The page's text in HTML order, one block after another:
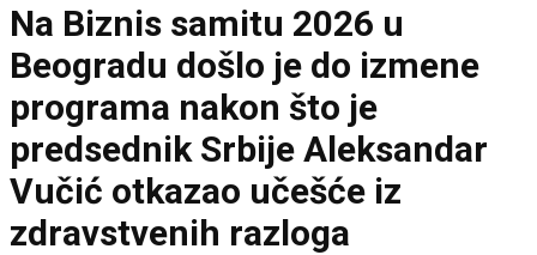
Na Biznis samitu 2026 u
Beogradu došlo je do izmene
programa nakon što je
predsednik Srbije Aleksandar
Vučić otkazao učešće iz
zdravstvenih razloga